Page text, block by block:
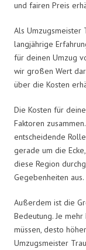
und fairen Preis
Als Umzugsmeister
langjährige
für deinen Umzug
wir großen Wert
über die Kosten
Die Kosten für
Faktoren
entscheidende
gerade um die
diese Region
Gegebenheiten aus.
Außerdem ist die
Bedeutung. Je
müssen, desto
Umzugsmeister